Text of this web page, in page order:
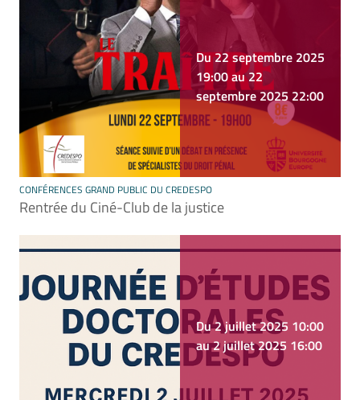
Du 22 septembre 2025
19:00 au 22
septembre 2025 22:00
CONFÉRENCES GRAND PUBLIC DU CREDESPO
Rentrée du Ciné-Club de la justice
Du 2 juillet 2025 10:00
au 2 juillet 2025 16:00